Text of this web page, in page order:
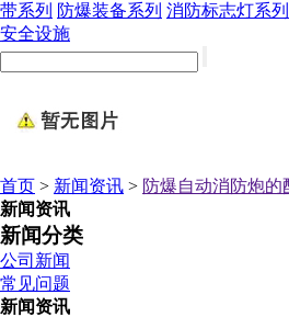
带系列 防爆装备系列 消防标志灯系列
安全设施
首页 > 新闻资讯 > 防爆自动消防炮的
新闻资讯
新闻分类
公司新闻
常见问题
新闻资讯